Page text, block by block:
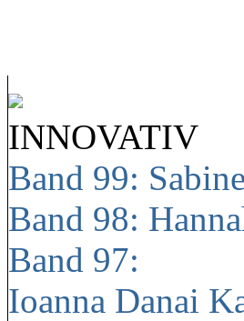
INNOVATIV
Band 99:
Band 98:
Band 97:
Ioanna Danai